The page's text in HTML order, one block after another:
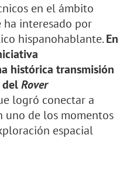
en el ámbito
ha interesado por
hispanohablante.En
histórica transmisión
delRover
logró conectar a
uno de los momentos
espacial